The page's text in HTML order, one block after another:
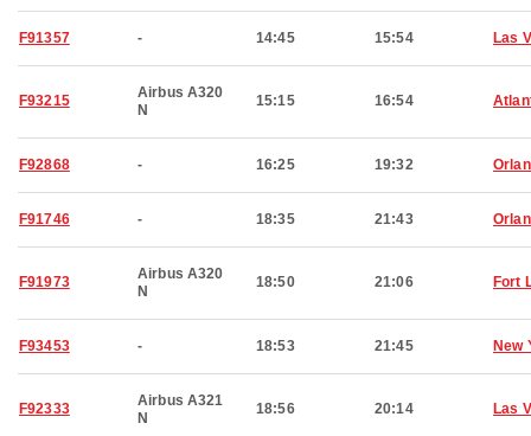
F91357 - 14:45 15:54 Las
F93215
Airbus A320
N
15:15 16:54
F92868 - 16:25 19:32
F91746 - 18:35 21:43
F91973
Airbus A320
N
18:50 21:06 Fort
F93453 - 18:53 21:45 New
F92333
Airbus A321
N
18:56 20:14 Las